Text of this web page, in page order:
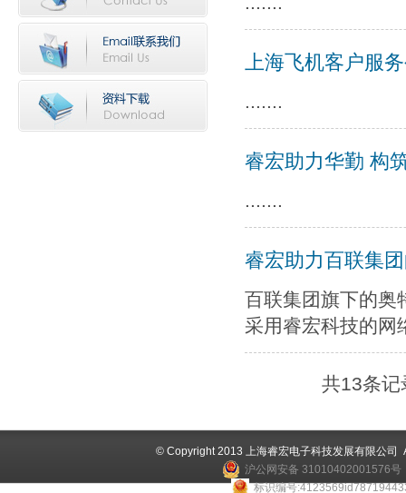
上海飞机客户服
.......
睿宏助力华勤 构
.......
睿宏助力百联集
百联集团旗下的奥
采用睿宏科技的网
共13条
© Copyright 2013 上海睿宏电子科技发展有限公
沪公网安备 31010402001576号
标识编号